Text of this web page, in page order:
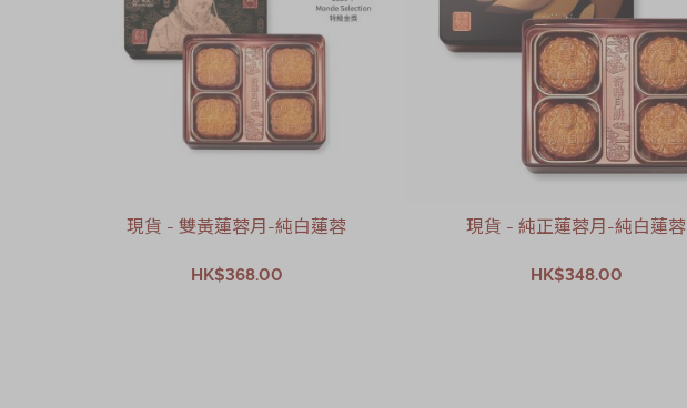
現貨 - 雙黃蓮蓉月-純白蓮蓉
HK$368.00
現貨 - 純正蓮蓉月-純白蓮蓉
HK$348.00